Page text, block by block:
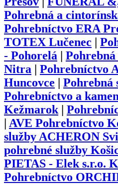
Pohrebná a
Pohrebníctvo ERA
TOTEX Lučenec
- Pohorelá
Nitra
Pohrebníctvo
Huncovce
Pohrebná
Pohrebníctvo a
Kežmarok|
AVE Pohrebníctvo
služby ACHERON
pohrebné služby
PIETAS - Elek s.r.o.
Pohrebníctvo